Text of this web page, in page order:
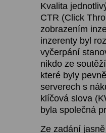
Kvalita
CTR (Click
zobrazením
inzerenty byl
vyčerpání
nikdo ze
které byly
serverech s
klíčová slova
byla společná
Ze zadání